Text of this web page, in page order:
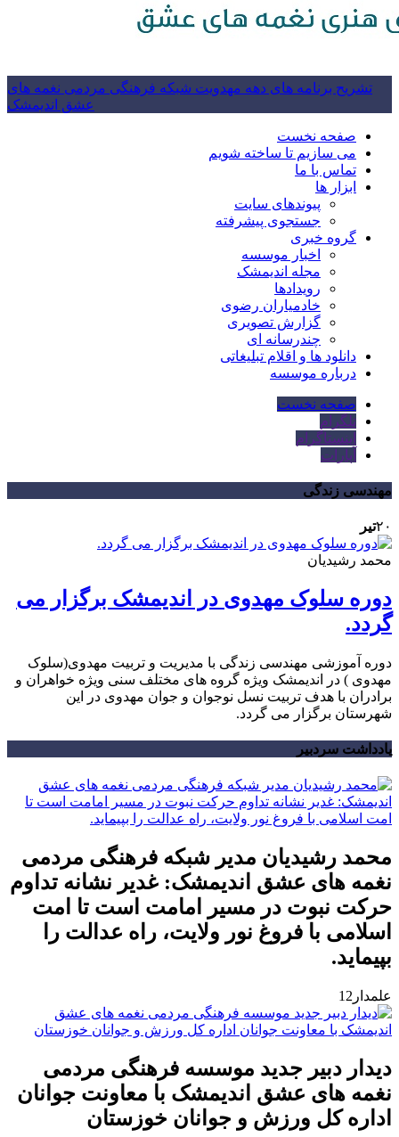
تشریح برنامه های دهه مهدویت شبکه فرهنگی مردمی نغمه های
عشق اندیمشک
صفحه نخست
می سازیم تا ساخته شویم
تماس با ما
ابزار ها
پیوندهای سایت
جستجوی پیشرفته
گروه خبری
اخبار موسسه
مجله اندیمشک
رویدادها
خادمیاران رضوی
گزارش تصویری
چندرسانه ای
دانلود ها و اقلام تبلیغاتی
درباره موسسه
صفحه نخست
تلگرام
اینستاگرام
آپارات
مهندسی زندگی
۲۰تیر
محمد رشیدیان
دوره سلوک مهدوی در اندیمشک برگزار می
گردد.
دوره آموزشی مهندسی زندگی با مدیریت و تربیت مهدوی(سلوک
مهدوی ) در اندیمشک ویژه گروه های مختلف سنی ویژه خواهران و
برادران با هدف تربیت نسل نوجوان و جوان مهدوی در این
شهرستان برگزار می گردد.
یادداشت سردبیر
محمد رشیدیان مدیر شبکه فرهنگی مردمی
نغمه های عشق اندیمشک: غدیر نشانه تداوم
حرکت نبوت در مسیر امامت است تا امت
اسلامی با فروغ نور ولایت، راه عدالت را
بپیماید.
علمدار12
دیدار دبیر جدید موسسه فرهنگی مردمی
نغمه های عشق اندیمشک با معاونت جوانان
اداره کل ورزش و جوانان خوزستان